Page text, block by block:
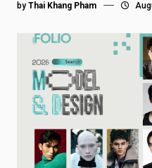
by Thai Khang Pham